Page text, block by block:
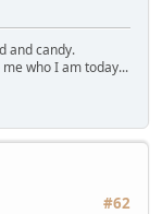
and candy.
who I am today...
#62